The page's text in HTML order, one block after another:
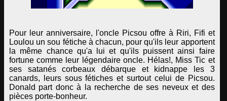
Pour leur anniversaire, l'oncle Picsou offre à Riri, Fifi et
Loulou un sou fétiche à chacun, pour qu'ils leur apportent
la même chance qu'a lui et qu'ils puissent ainsi faire
fortune comme leur légendaire oncle. Hélas!, Miss Tic et
ses satanés corbeaux débarque et kidnappe les 3
canards, leurs sous fétiches et surtout celui de Picsou.
Donald part donc à la recherche de ses neveux et des
pièces porte-bonheur.